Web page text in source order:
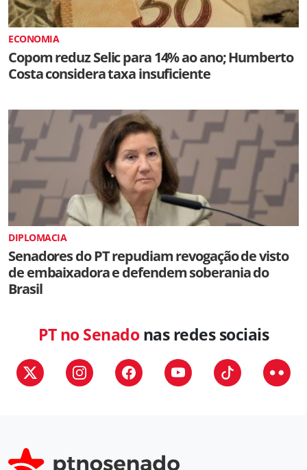
ECONOMIA
Copom reduz Selic para 14% ao ano; Humberto
Costa considera taxa insuficiente
DIPLOMACIA
Senadores do PT repudiam revogação de visto
de embaixadora e defendem soberania do
Brasil
PT no Senadonas redes sociais